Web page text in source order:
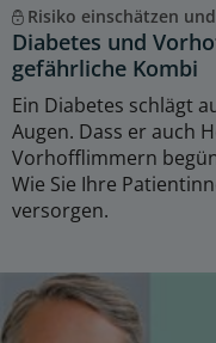
Risiko einschätzen
Diabetes und
gefährliche Kombi
Ein Diabetes schlägt
Augen. Dass er auch
Vorhofflimmern
Wie Sie Ihre
versorgen.